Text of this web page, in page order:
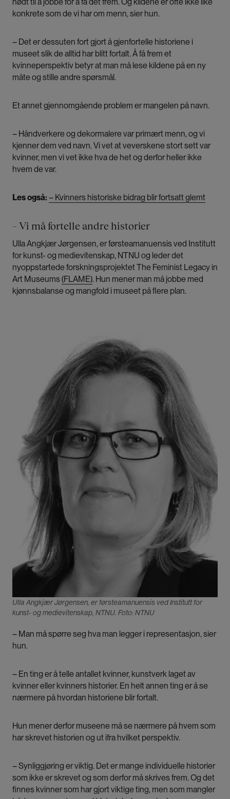
konkrete som de vi har om menn, sier hun.
– Det er dessuten fort gjort å gjenfortelle historiene i
museet slik de alltid har blitt fortalt. Å få frem et
kvinneperspektiv betyr at man må lese kildene på en ny
måte og stille andre spørsmål.
Et annet gjennomgående problem er mangelen på navn.
– Håndverkere og dekormalere var primært menn, og vi
kjenner dem ved navn. Vi vet at veverskene stort sett var
kvinner, men vi vet ikke hva de het og derfor heller ikke
hvem de var.
Les også: – Kvinners historiske bidrag blir fortsatt glemt
– Vi må fortelle andre historier
Ulla Angkjær Jørgensen, er førsteamanuensis ved Institutt
for kunst- og medievitenskap, NTNU og leder det
nyoppstartede forskningsprojektet The Feminist Legacy in
Art Museums(FLAME). Hun mener man må jobbe med
kjønnsbalanse og mangfold i museet på flere plan.
Ulla Angkjær Jørgensen, er førsteamanuensis ved Institutt for
kunst- og medievitenskap, NTNU. Foto: NTNU
– Man må spørre seg hva man legger i representasjon, sier
hun.
– En ting er å telle antallet kvinner, kunstverk laget av
kvinner eller kvinners historier. En helt annen ting er å se
nærmere på hvordan historiene blir fortalt.
Hun mener derfor museene må se nærmere på hvem som
har skrevet historien og ut ifra hvilket perspektiv.
– Synliggjøring er viktig. Det er mange individuelle historier
som ikke er skrevet og som derfor må skrives frem. Og det
finnes kvinner som har gjort viktige ting, men som mangler